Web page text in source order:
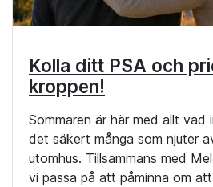
Kolla ditt PSA och
kroppen!
Sommaren är här med allt vad
det säkert många som njuter
utomhus. Tillsammans med
vi passa på att påminna om